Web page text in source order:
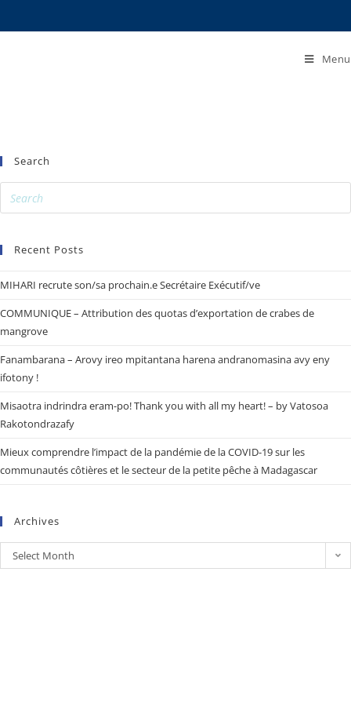
Menu
Search
Recent Posts
MIHARI recrute son/sa prochain.e Secrétaire Exécutif/ve
COMMUNIQUE – Attribution des quotas d’exportation de crabes de
mangrove
Fanambarana – Arovy ireo mpitantana harena andranomasina avy eny
ifotony !
Misaotra indrindra eram-po! Thank you with all my heart! – by Vatosoa
Rakotondrazafy
Mieux comprendre l’impact de la pandémie de la COVID-19 sur les
communautés côtières et le secteur de la petite pêche à Madagascar
Archives
Select Month